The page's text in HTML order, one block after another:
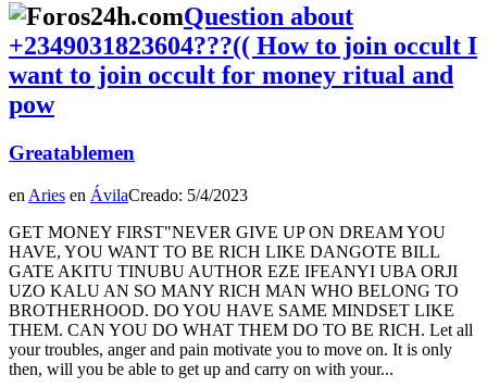
Question about
+2349031823604???(( How to join occult I
want to join occult for money ritual and
pow
Greatablemen
en Aries en ÁvilaCreado: 5/4/2023
GET MONEY FIRST"NEVER GIVE UP ON DREAM YOU
HAVE, YOU WANT TO BE RICH LIKE DANGOTE BILL
GATE AKITU TINUBU AUTHOR EZE IFEANYI UBA ORJI
UZO KALU AN SO MANY RICH MAN WHO BELONG TO
BROTHERHOOD. DO YOU HAVE SAME MINDSET LIKE
THEM. CAN YOU DO WHAT THEM DO TO BE RICH. Let all
your troubles, anger and pain motivate you to move on. It is only
then, will you be able to get up and carry on with your...